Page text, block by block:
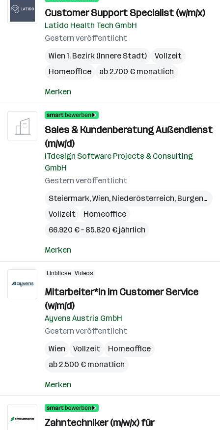
Customer Support Specialist (w/m/x)
Latido Health Tech GmbH
Gestern veröffentlicht
Wien 1. Bezirk (Innere Stadt)
Vollzeit
Homeoffice
ab 2.700 € monatlich
Merken
Sales & Kundenberatung Außendienst
(m/w/d)
ITdesign Software Projects & Consulting
GmbH
Gestern veröffentlicht
Steiermark,Wien, Niederösterreich, Burgenland
Vollzeit
Homeoffice
66.920 € – 85.820 € jährlich
Merken
Einblicke Videos
Mitarbeiter*in im Customer Service
(w/m/d)
Ayvens Austria GmbH
Gestern veröffentlicht
Wien
Vollzeit
Homeoffice
ab 2.500 € monatlich
Merken
Zahntechniker (m/w/x) für